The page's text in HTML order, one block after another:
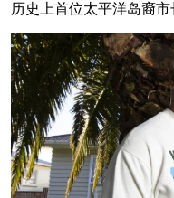
历史上首位太平洋岛裔